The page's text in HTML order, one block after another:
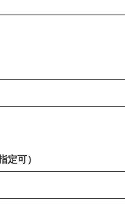
定可）